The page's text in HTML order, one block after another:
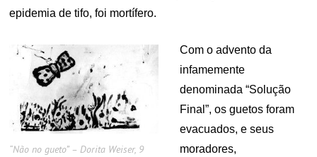
epidemia de tifo, foi mortífero.
“Não no gueto” – Dorita Weiser, 9
Com o advento da
infamemente
denominada “Solução
Final”, os guetos foram
evacuados, e seus
moradores,